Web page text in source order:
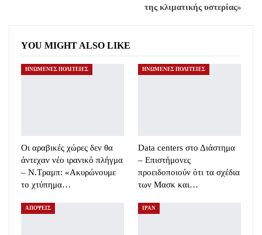
της κλιματικής υστερίας»
YOU MIGHT ALSO LIKE
ΗΝΩΜΕΝΕΣ ΠΟΛΙΤΕΙΕΣ
Οι αραβικές χώρες δεν θα
άντεχαν νέο ιρανικό πλήγμα
– Ν.Τραμπ: «Ακυρώνουμε
το χτύπημα…
ΗΝΩΜΕΝΕΣ ΠΟΛΙΤΕΙΕΣ
Data centers στο Διάστημα
– Επιστήμονες
προειδοποιούν ότι τα σχέδια
των Μασκ και…
ΑΠΟΨΕΙΣ ΙΡΑΝ